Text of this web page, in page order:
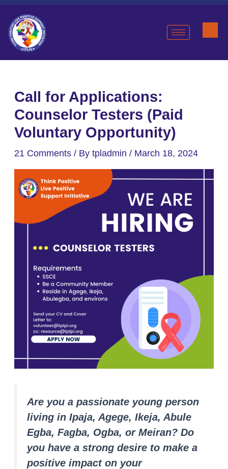
content
Call for Applications:
Counselor Testers (Paid
Voluntary Opportunity)
21 Comments / Bytpladmin/ March 18, 2024
Are you a passionate young person
living in Ipaja, Agege, Ikeja, Abule
Egba, Fagba, Ogba, or Meiran? Do
you have a strong desire to make a
positive impact on your
navigation